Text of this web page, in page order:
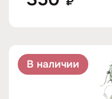
В наличии